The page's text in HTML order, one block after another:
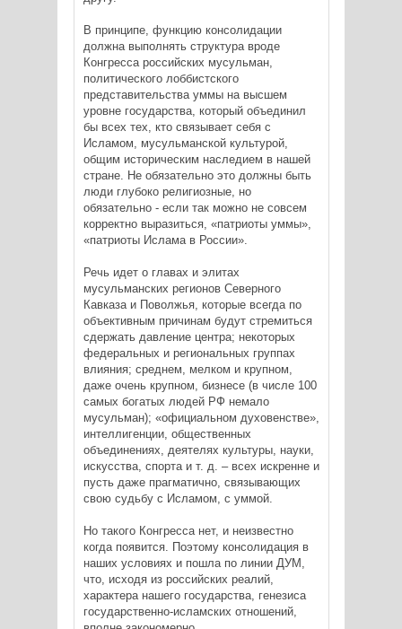
В принципе, функцию консолидации
должна выполнять структура вроде
Конгресса российских мусульман,
политического лоббистского
представительства уммы на высшем
уровне государства, который объединил
бы всех тех, кто связывает себя с
Исламом, мусульманской культурой,
общим историческим наследием в нашей
стране. Не обязательно это должны быть
люди глубоко религиозные, но
обязательно - если так можно не совсем
корректно выразиться, «патриоты уммы»,
«патриоты Ислама в России».
Речь идет о главах и элитах
мусульманских регионов Северного
Кавказа и Поволжья, которые всегда по
объективным причинам будут стремиться
сдержать давление центра; некоторых
федеральных и региональных группах
влияния; среднем, мелком и крупном,
даже очень крупном, бизнесе (в числе 100
самых богатых людей РФ немало
мусульман); «официальном духовенстве»,
интеллигенции, общественных
объединениях, деятелях культуры, науки,
искусства, спорта и т. д. – всех искренне и
пусть даже прагматично, связывающих
свою судьбу с Исламом, с уммой.
Но такого Конгресса нет, и неизвестно
когда появится. Поэтому консолидация в
наших условиях и пошла по линии ДУМ,
что, исходя из российских реалий,
характера нашего государства, генезиса
государственно-исламских отношений,